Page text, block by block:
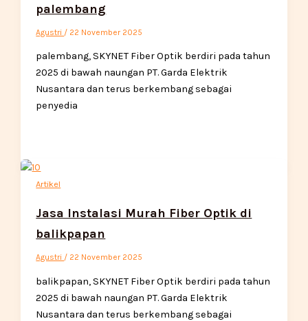
palembang
Agustri / 22 November 2025
palembang, SKYNET Fiber Optik berdiri pada tahun
2025 di bawah naungan PT. Garda Elektrik
Nusantara dan terus berkembang sebagai
penyedia
Artikel
Jasa Instalasi Murah Fiber Optik di
balikpapan
Agustri / 22 November 2025
balikpapan, SKYNET Fiber Optik berdiri pada tahun
2025 di bawah naungan PT. Garda Elektrik
Nusantara dan terus berkembang sebagai